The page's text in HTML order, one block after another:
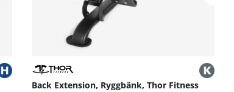
Back Extension, Ryggbänk, Thor Fitness